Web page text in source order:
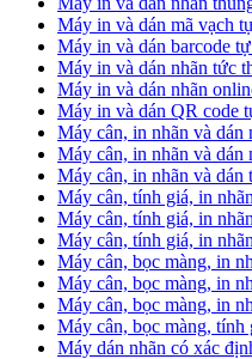
Máy in và dán mã vạch
Máy in và dán barcode
Máy in và dán nhãn tức
Máy in và dán nhãn
Máy in và dán QR code
Máy cân, in nhãn và dán
Máy cân, in nhãn và dán
Máy cân, in nhãn và dán
Máy cân, tính giá, in
Máy cân, tính giá, in
Máy cân, tính giá, in
Máy cân, bọc màng, in
Máy cân, bọc màng, in
Máy cân, bọc màng, in
Máy cân, bọc màng, tính
Máy dán nhãn có xác